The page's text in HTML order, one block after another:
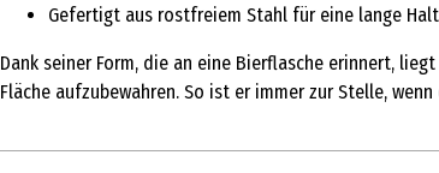
Gefertigt aus rostfreiem Stahl für eine lange
Dank seiner Form, die an eine Bierflasche erinnert,
Fläche aufzubewahren. So ist er immer zur Stelle,